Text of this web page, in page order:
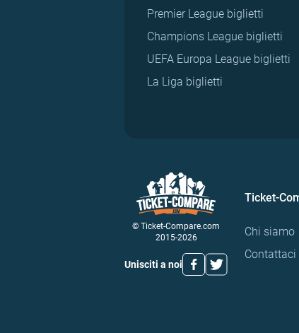
Premier League biglietti
Champions League biglietti
UEFA Europa League biglietti
La Liga biglietti
© Ticket-Compare.com
2015-2026
Unisciti a noi
Ticket-
Chi siamo
Contattaci